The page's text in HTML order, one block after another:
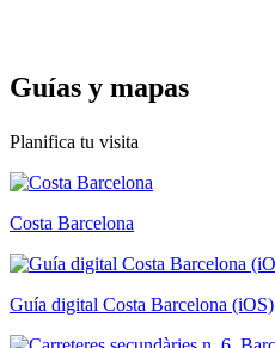
Guías y mapas
Planifica tu visita
Costa Barcelona
Guía digital Costa Barcelona (iOS)